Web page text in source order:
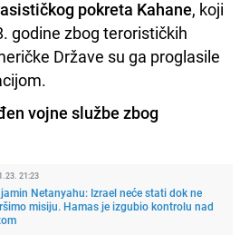
pokreta Kahane, koji
godine zbog terorističkih
Države su ga proglasile
vojne službe zbog
21:23
Netanyahu: Izrael neće stati dok ne
misiju. Hamas je izgubio kontrolu nad